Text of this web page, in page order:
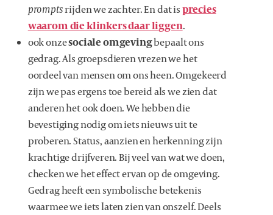
promptsrijden we zachter. En dat isprecies
waarom die klinkers daar liggen.
ook onzesociale omgevingbepaalt ons
gedrag. Als groepsdieren vrezen we het
oordeel van mensen om ons heen. Omgekeerd
zijn we pas ergens toe bereid als we zien dat
anderen het ook doen. We hebben die
bevestiging nodig om iets nieuws uit te
proberen. Status, aanzien en herkenning zijn
krachtige drijfveren. Bij veel van wat we doen,
checken we het effect ervan op de omgeving.
Gedrag heeft een symbolische betekenis
waarmee we iets laten zien van onszelf. Deels